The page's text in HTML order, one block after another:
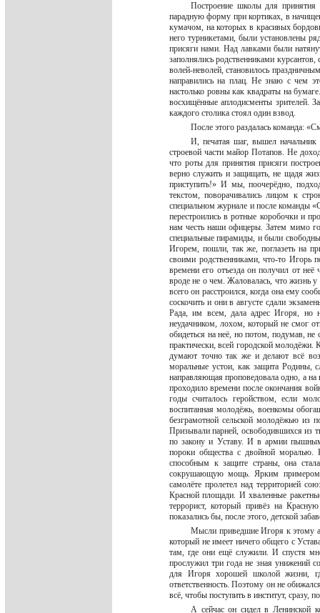
Построение школы для принятия
парадную форму при кортиках, в
кумачом, на которых в красивых
него турникетами, были установлены
присяги нами. Над лавками были
заполнялись родственниками
волей-неволей, становилось
направились на плац. Не знаю с чем
настолько ровны как квадраты на
восхищённые аплодисменты зрителей.
каждого столика стоял один взвод.
После этого раздалась команда:
И, печатая шаг, вышел
строевой части майор Потапов. Не
что роты для принятия присяги
верно служить и защищать, не щадя
приступить!» И мы, поочерёдно,
текстом, поворачивались лицом к
специальном журнале и после команды
перестроились в ротные коробочки и
нам честь наши офицеры. Затем мимо
специальные пирамиды, и были
Игорем, пошли, так же, поглазеть на
своими родственниками, что-то Игорь
времени его отъезда он получил от неё
вроде не о чем. Жаловалась, что жизнь
всего он расстроился, когда она ему
соскочить и они в августе сдали
Рада, им всем, дала адрес Игоря, но
неудачником, лохом, который не смог
обидеться на неё, но потом, подумав, не
практически, всей городской
думают точно так же и делают всё
моральные устои, как защита Родины,
направляющая проповедовала одно, а
проходило времени после окончания
годы считалось геройством, если
воспитанная молодёжь, военкомы
безграмотной сельской молодёжью из
Призывали парней, освободившихся из
по закону и Уставу. И в армии пышным
пороки общества с двойной
способным к защите страны, она
сокрушающую мощь. Ярким примером
самолёте пролетел над территорией
Красной площади. И хваленные
террорист, который привёз на
показались бы, после этого, детской
Мысли приведшие Игоря к этому
который не имеет ничего общего с
там, где они ещё служили. И спустя
прослужил три года не зная унижений
для Игоря хорошей школой жизни,
ответственность. Поэтому он не
всё, чтобы поступить в институт,
А сейчас он сидел в Ленинской